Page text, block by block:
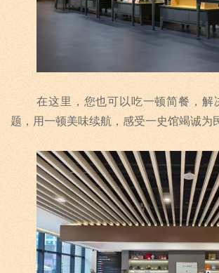
在这里，您也可以吃一顿简餐，解
题，用一顿美味续航，感受一史馆竭诚为